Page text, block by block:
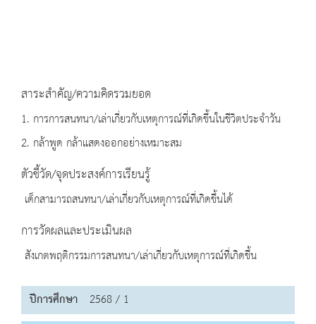
สาระสำคัญ/ความคิดรวมยอด
1. การการสนทนา/เล่าเกี่ยวกับเหตุการณ์ที่เกิดขึ้นในชีวิตประจำวัน
2. กล้าพูด กล้าแสดงออกอย่างเหมาะสม
ตัวชี้วัด/จุดประสงค์การเรียนรู้
เด็กสามารถสนทนา/เล่าเกี่ยวกับเหตุการณ์ที่เกิดขึ้นได้
การวัดผลและประเมินผล
สังเกตพฤติกรรมการสนทนา/เล่าเกี่ยวกับเหตุการณ์ที่เกิดขึ้น
ปีการศึกษา 2568 / 1